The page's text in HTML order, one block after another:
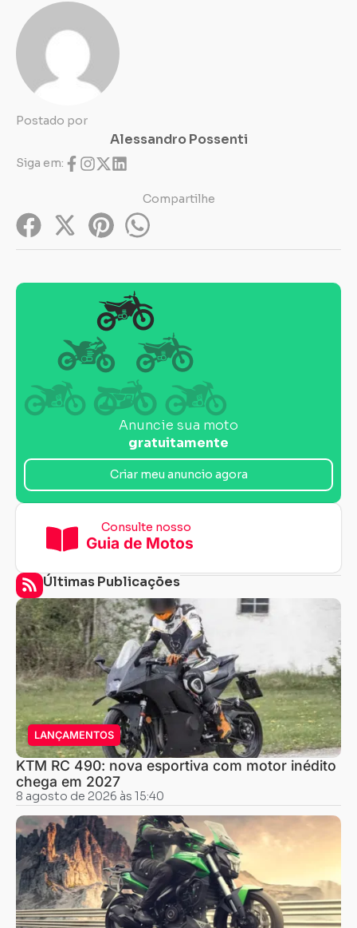
Postado por
Alessandro Possenti
Siga em:
Compartilhe
Anuncie sua moto
gratuitamente
Criar meu anuncio agora
Consulte nosso
Guia de Motos
Últimas Publicações
LANÇAMENTOS
KTM RC 490: nova esportiva com motor inédito
chega em 2027
8 agosto de 2026 às 15:40